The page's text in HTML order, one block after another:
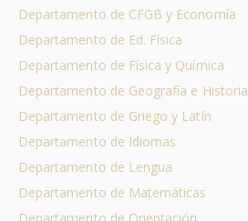
Departamento de CFGB y Economía
Departamento de Ed. Física
Departamento de Física y Química
Departamento de Geografía e Historia
Departamento de Griego y Latín
Departamento de Idiomas
Departamento de Lengua
Departamento de Matemáticas